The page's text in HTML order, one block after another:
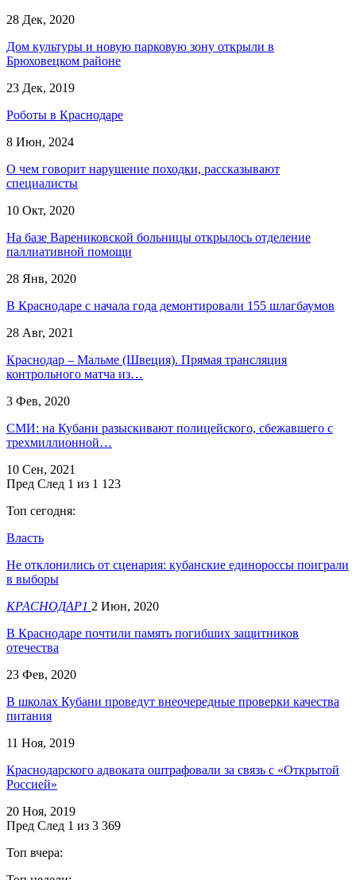
28 Дек, 2020
Дом культуры и новую парковую зону открыли в
Брюховецком районе
23 Дек, 2019
Роботы в Краснодаре
8 Июн, 2024
О чем говорит нарушение походки, рассказывают
специалисты
10 Окт, 2020
На базе Варениковской больницы открылось отделение
паллиативной помощи
28 Янв, 2020
В Краснодаре с начала года демонтировали 155 шлагбаумов
28 Авг, 2021
Краснодар – Мальме (Швеция). Прямая трансляция
контрольного матча из…
3 Фев, 2020
СМИ: на Кубани разыскивают полицейского, сбежавшего с
трехмиллионной…
10 Сен, 2021
Пред След 1 из 1 123
Топ сегодня:
Власть
Не отклонились от сценария: кубанские единороссы поиграли
в выборы
КРАСНОДАР1 2 Июн, 2020
В Краснодаре почтили память погибших защитников
отечества
23 Фев, 2020
В школах Кубани проведут внеочередные проверки качества
питания
11 Ноя, 2019
Краснодарского адвоката оштрафовали за связь с «Открытой
Россией»
20 Ноя, 2019
Пред След 1 из 3 369
Топ вчера: